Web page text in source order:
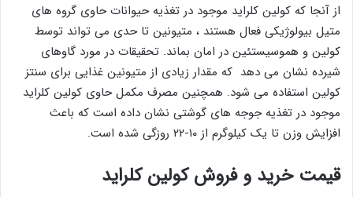
از آنجا که کولین کلراید موجود در تغذیه حیوانات حاوی گروه های
متیل بیولوژیکی فعال هستند ، متیونین تا حدی می تواند توسط
کولین و هموسیستئین در امان بماند. تحقیقات در مورد گاوهای
شیرده نشان می دهد که مقدار زیادی از متیونین غذایی برای سنتز
کولین استفاده می شود. همچنین مصرف مکمل حاوی کولین کلراید
موجود در تغذیه جوجه های گوشتی نشان داده است که باعث
افزایش وزن تا یک کیلوگرم از ۱۰-۲۲ روزگی شده است.
قیمت خرید و فروش کولین کلراید